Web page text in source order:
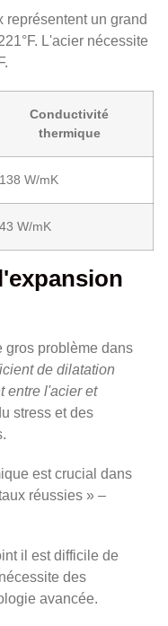
représentent un grand
L'acier nécessite
Conductivité
thermique
138 W/mK
43 W/mK
gros problème dans
de dilatation
entre l'acier et
stress et des
est crucial dans
réussies » –
il est difficile de
des
avancée.